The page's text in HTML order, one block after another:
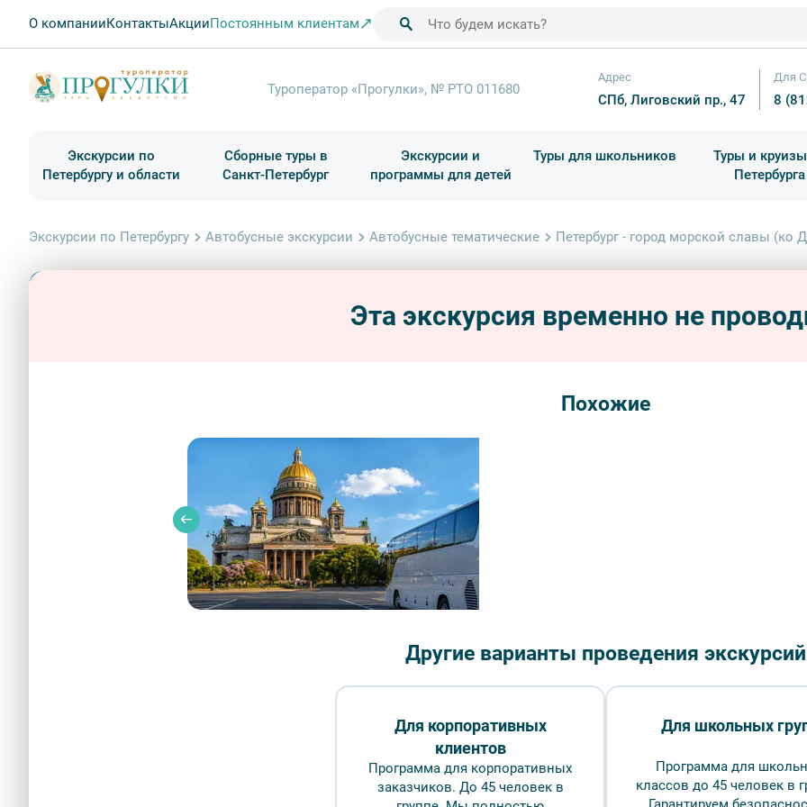
О компанииКонтактыАкцииПостоянным клиентам
Туроператор «Прогулки», № РТО 011680
Адрес
СПб, Лиговский пр., 47
Для
8
Экскурсии по
Петербургу и области
Сборные туры в
Санкт-Петербург
Экскурсии и
программы для детей
Туры для школьников
Туры и
Петербурга
Экскурсии по Петербургу Автобусные экскурсии Автобусные тематические Петербург - город морской славы
Дню
Петербург - город морской славы (ко Дню ВМФ) — фото № 6 — Фотобанк Лори / E. O.
Эта экскурсия временно не
Похожие
Другие варианты проведения экскурсий
Для корпоративных
клиентов
Программа для корпоративных
заказчиков. До 45 человек в
Для школьных
Программа для
классов до 45 человек в
Бронирование